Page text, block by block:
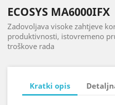
ECOSYS MA6000IFX
Zadovoljava visoke zahtjeve
produktivnosti, istovremeno
troškove rada
Kratki opis